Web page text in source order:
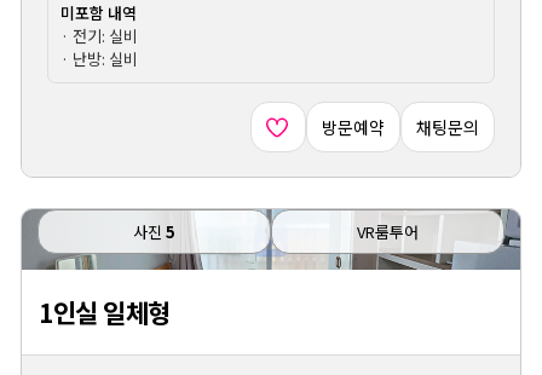
미포함 내역
· 전기: 실비
· 난방: 실비
방문예약 채팅문의
사진 5 VR룸투어
1인실 일체형